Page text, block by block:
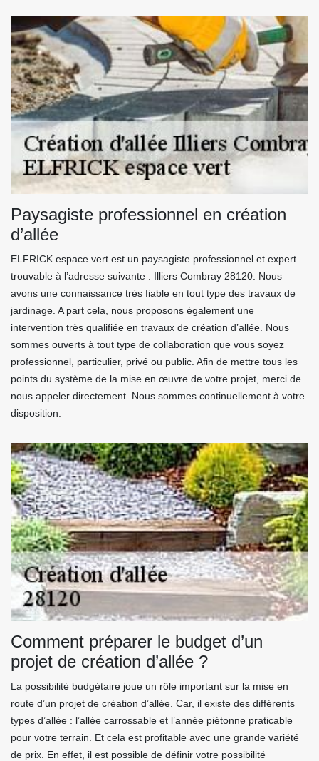
Paysagiste professionnel en création
d’allée
ELFRICK espace vert est un paysagiste professionnel et expert
trouvable à l’adresse suivante : Illiers Combray 28120. Nous
avons une connaissance très fiable en tout type des travaux de
jardinage. A part cela, nous proposons également une
intervention très qualifiée en travaux de création d’allée. Nous
sommes ouverts à tout type de collaboration que vous soyez
professionnel, particulier, privé ou public. Afin de mettre tous les
points du système de la mise en œuvre de votre projet, merci de
nous appeler directement. Nous sommes continuellement à votre
disposition.
Comment préparer le budget d’un
projet de création d’allée ?
La possibilité budgétaire joue un rôle important sur la mise en
route d’un projet de création d’allée. Car, il existe des différents
types d’allée : l’allée carrossable et l’année piétonne praticable
pour votre terrain. Et cela est profitable avec une grande variété
de prix. En effet, il est possible de définir votre possibilité